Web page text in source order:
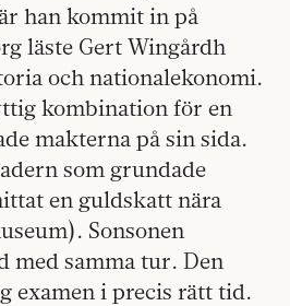
han kommit in på
läste Gert Wingårdh
och nationalekonomi.
kombination för en
makterna på sin sida.
som grundade
en guldskatt nära
Sonsonen
med samma tur. Den
examen i precis rätt tid.